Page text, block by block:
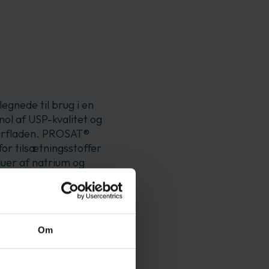
Om
til brug i en
af USP-kvalitet og
PROSAT®
for tilsætningsstoffer
af natrium og
reducere VOC-
generel